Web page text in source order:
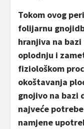
Tokom ovog
folijarnu
hranjiva na
oplodnju i
fiziološkom
okoštavanja
gnojivo na bazi
najveće
namjene